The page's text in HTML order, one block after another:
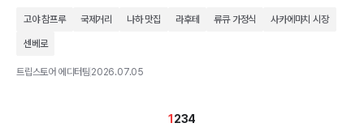
고야 참프루 국제거리 나하 맛집 라후테 류큐 가정식 사카에마치 시장
센베로
트립스토어 에디터팀 2026.07.05
1234